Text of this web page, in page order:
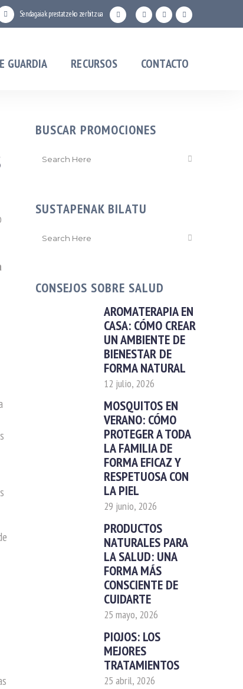
Sendagaiak prestatzeko zerbitzua
GUARDIA RECURSOS CONTACTO
BUSCAR PROMOCIONES
SUSTAPENAK BILATU
CONSEJOS SOBRE SALUD
AROMATERAPIA EN
CASA: CÓMO CREAR
UN AMBIENTE DE
BIENESTAR DE
FORMA NATURAL
12 julio, 2026
MOSQUITOS EN
VERANO: CÓMO
PROTEGER A TODA
LA FAMILIA DE
FORMA EFICAZ Y
RESPETUOSA CON
LA PIEL
29 junio, 2026
PRODUCTOS
NATURALES PARA
LA SALUD: UNA
FORMA MÁS
CONSCIENTE DE
CUIDARTE
25 mayo, 2026
PIOJOS: LOS
MEJORES
TRATAMIENTOS
25 abril, 2026